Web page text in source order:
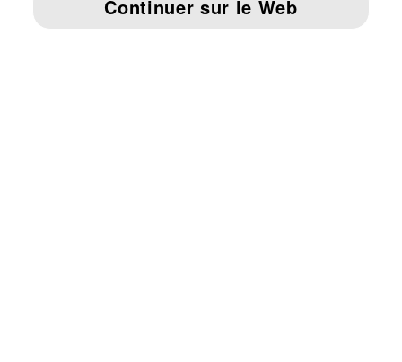
MENTIONS ET DONNÉES LÉGALES